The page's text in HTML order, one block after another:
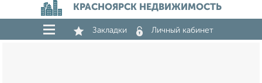
КРАСНОЯРСК НЕДВИЖИМОСТЬ
Закладки Личный кабинет